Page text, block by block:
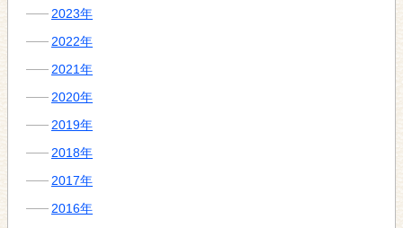
2023年
2022年
2021年
2020年
2019年
2018年
2017年
2016年